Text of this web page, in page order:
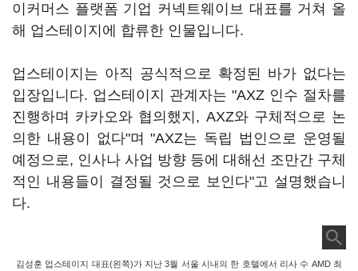
이커머스 플랫폼 기업 커넥트웨이브 대표를 거쳐 올
해 업스테이지에 합류한 인물입니다.
업스테이지는 아직 공식적으로 확정된 바가 없다는
입장입니다. 업스테이지 관계자는 "AXZ 인수 절차를
진행하며 카카오와 협의했지, AXZ와 구체적으로 논
의한 내용이 없다"며 "AXZ는 독립 법인으로 운영될
예정으로, 인사나 사업 방향 등에 대해선 조만간 구체
적인 내용들이 결정될 것으로 보인다"고 설명했습니
다.
김성훈 업스테이지 대표(왼쪽)가 지난 3월 서울 시내의 한 호텔에서 리사 수 AMD 최